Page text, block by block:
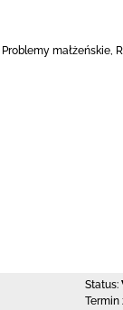
małżeńskie,
Status:
Termin